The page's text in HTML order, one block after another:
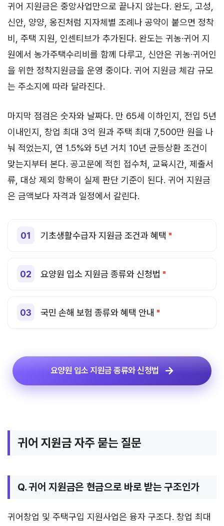
귀어 지원금은 중앙사업만으로 끝나지 않는다. 완도, 고성,
신안, 양양, 옹진처럼 지자체별 조례나 공약이 붙으면 정착
비, 주택 지원, 인센티브가 추가된다. 완도는 귀농·귀어 지
원에서 농가주택수리비를 함께 다루고, 신안은 귀농·귀어인
을 위한 정착지원금을 운영 중이다. 귀어 지원금 체감 규모
는 주소지에 따라 달라진다.
마지막 점검은 숫자와 날짜다. 만 65세 이하인지, 전입 5년
이내인지, 창업 최대 3억 원과 주택 최대 7,500만 원을 나
눠 적었는지, 연 1.5%와 5년 거치 10년 균등상환 조건이
맞는지부터 본다. 공고문에 적힌 접수처, 교육시간, 제출서
류, 대상 제외 항목이 실제 판단 기준이 된다. 귀어 지원금
은 금액보다 자격과 일정에서 갈린다.
기초생활수급자 지원금 조건과 혜택
요양원 입소 지원금 종류와 신청법
국민 손해 보험 종류와 혜택 안내
요양원 입소 지원금 종류와 신청법
귀어 지원금 자주 묻는 질문
Q. 귀어 지원금은 현금으로 바로 받는 구조인가
귀어창업 및 주택구입 지원사업은 융자 구조다. 창업 최대